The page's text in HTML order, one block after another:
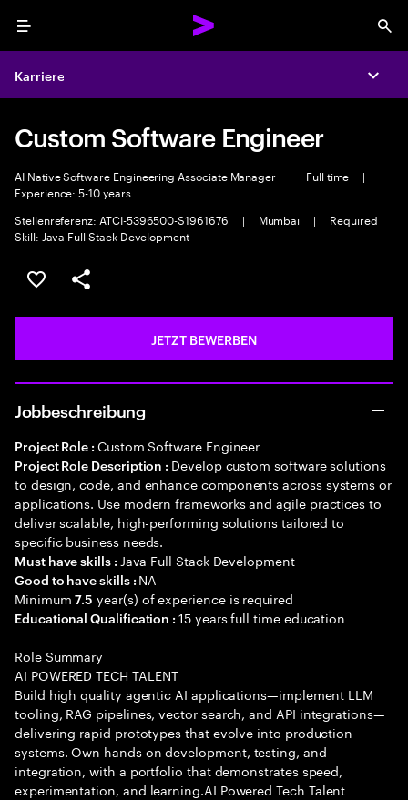
Menu
Karriere
Custom Software Engineer
AI Native Software Engineering Associate Manager | Full time
|
Experience: 5-10 years
Stellenreferenz: ATCI-5396500-S1961676
| Mumbai |
Required
Skill: Java Full Stack Development
JOB SPEICHERN
Teilen
JETZT BEWERBEN
Jobbeschreibung
Project Role : Custom Software Engineer
Project Role Description : Develop custom software solutions
to design, code, and enhance components across systems or
applications. Use modern frameworks and agile practices to
deliver scalable, high-performing solutions tailored to
specific business needs.
Must have skills : Java Full Stack Development
Good to have skills : NA
Minimum7.5 year(s) of experience is required
Educational Qualification :15 years full time education
Role Summary
AI POWERED TECH TALENT
Build high quality agentic AI applications—implement LLM
tooling, RAG pipelines, vector search, and API integrations—
delivering rapid prototypes that evolve into production
systems. Own hands on development, testing, and
integration, with a portfolio that demonstrates speed,
experimentation, and learning.AI Powered Tech Talent